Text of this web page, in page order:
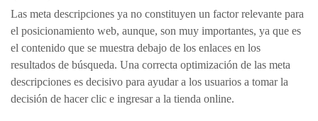
Las meta descripciones ya no constituyen un factor relevante para
el posicionamiento web, aunque, son muy importantes, ya que es
el contenido que se muestra debajo de los enlaces en los
resultados de búsqueda. Una correcta optimización de las meta
descripciones es decisivo para ayudar a los usuarios a tomar la
decisión de hacer clic e ingresar a la tienda online.